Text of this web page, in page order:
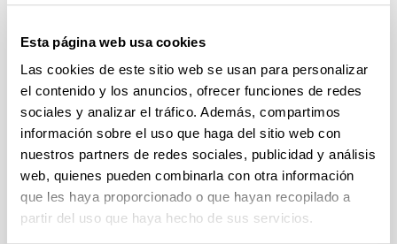
Esta página web usa cookies
Las cookies de este sitio web se usan para personalizar
el contenido y los anuncios, ofrecer funciones de redes
sociales y analizar el tráfico. Además, compartimos
información sobre el uso que haga del sitio web con
nuestros partners de redes sociales, publicidad y análisis
web, quienes pueden combinarla con otra información
que les haya proporcionado o que hayan recopilado a
partir del uso que haya hecho de sus servicios.
Perfeccionamiento de Personal Investigador Doctor,
Gobierno Vasco 2026-2029
Plazo de presentación cerrado: 19/06/2026 - 20/07/2026
El plazo para la obtención del documento de compromiso
finaliza el 15/07/2026 incluido
PROYECTOS DE INVESTIGACIÓN LIDERADOS POR
PERSONAL NOVEL (2026)
Plazo de presentación cerrado: 27/04/2026 - 18/05/2026 23:59
Listado definitivo de solicitudes admitidas y excluidas para
evaluación. (01/06/2026)